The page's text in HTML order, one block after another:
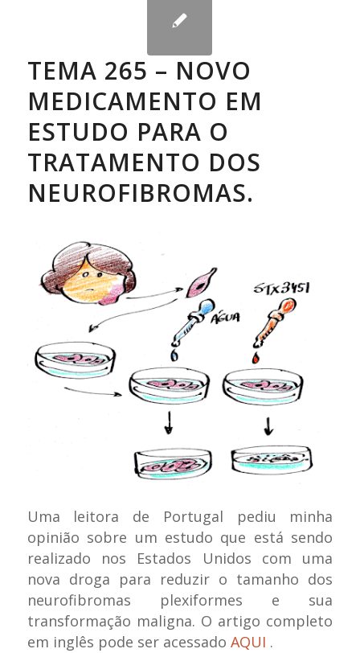
TEMA 265 – NOVO
MEDICAMENTO EM
ESTUDO PARA O
TRATAMENTO DOS
NEUROFIBROMAS.
Uma leitora de Portugal pediu minha
opinião sobre um estudo que está sendo
realizado nos Estados Unidos com uma
nova droga para reduzir o tamanho dos
neurofibromas plexiformes e sua
transformação maligna. O artigo completo
em inglês pode ser acessado AQUI .